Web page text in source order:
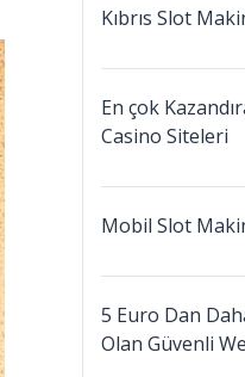
Kıbrıs Slot
En çok
Casino Siteleri
Mobil Slot
5 Euro Dan
Olan Güvenli